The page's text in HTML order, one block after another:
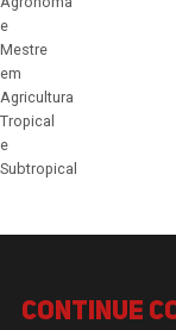
e
Mestre
em
Agricultura
Tropical
e
Subtropical
continue